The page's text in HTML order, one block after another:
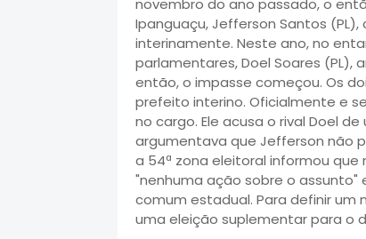
novembro do ano passado, o
Ipanguaçu, Jefferson Santos
interinamente. Neste ano, no
parlamentares, Doel Soares (PL),
então, o impasse começou. Os
prefeito interino. Oficialmente e
no cargo. Ele acusa o rival Doel
argumentava que Jefferson não
a 54ª zona eleitoral informou
"nenhuma ação sobre o
comum estadual. Para definir um
uma eleição suplementar para o